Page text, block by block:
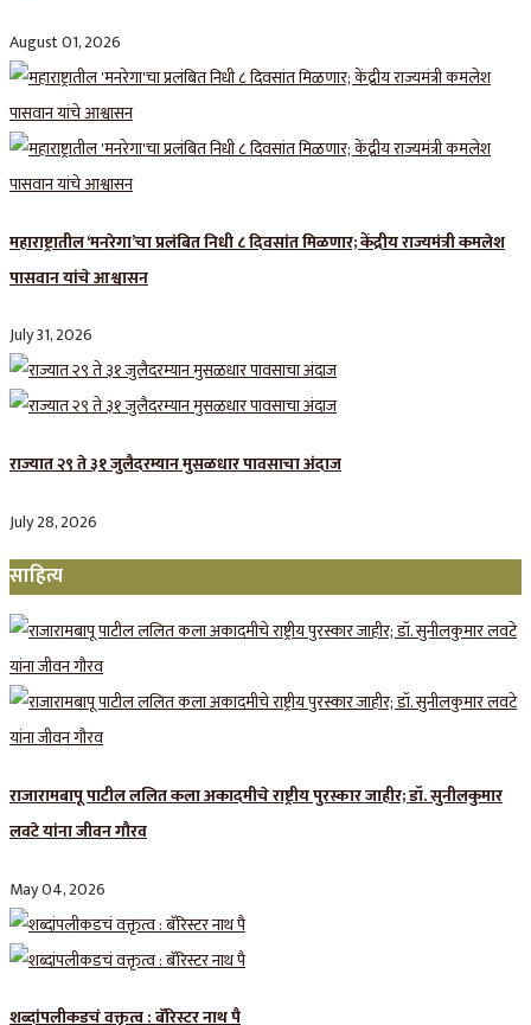
August 01, 2026
महाराष्ट्रातील ‘मनरेगा’चा प्रलंबित निधी ८ दिवसांत मिळणार; केंद्रीय राज्यमंत्री कमलेश
पासवान यांचे आश्वासन
July 31, 2026
राज्यात २९ ते ३१ जुलैदरम्यान मुसळधार पावसाचा अंदाज
July 28, 2026
साहित्य
राजारामबापू पाटील ललित कला अकादमीचे राष्ट्रीय पुरस्कार जाहीर; डॉ. सुनीलकुमार
लवटे यांना जीवन गौरव
May 04, 2026
शब्दांपलीकडचं वक्तृत्व : बॅरिस्टर नाथ पै